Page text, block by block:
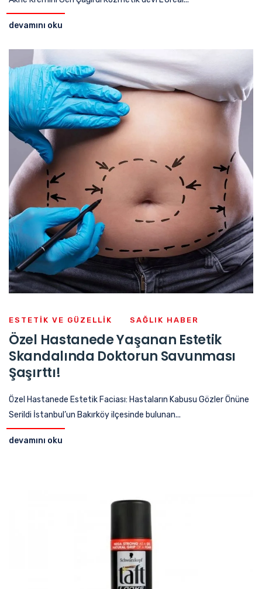
devamını oku
ESTETIK VE GÜZELLIK SAĞLIK HABER
Özel Hastanede Yaşanan Estetik
Skandalında Doktorun Savunması
Şaşırttı!
Özel Hastanede Estetik Faciası: Hastaların Kabusu Gözler Önüne
Serildi İstanbul’un Bakırköy ilçesinde bulunan...
devamını oku